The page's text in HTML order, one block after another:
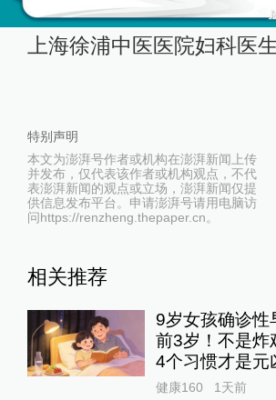
上海徐浦中医医院妇科医
特别声明
本文为澎湃号作者或机构在澎湃新闻上传
并发布，仅代表该作者或机构观点，不代
表澎湃新闻的观点或立场，澎湃新闻仅提
供信息发布平台。申请澎湃号请用电脑访
问https://renzheng.thepaper.cn。
相关推荐
9岁女孩确诊性
前3岁！不是炸
4个习惯才是元
健康160 1天前